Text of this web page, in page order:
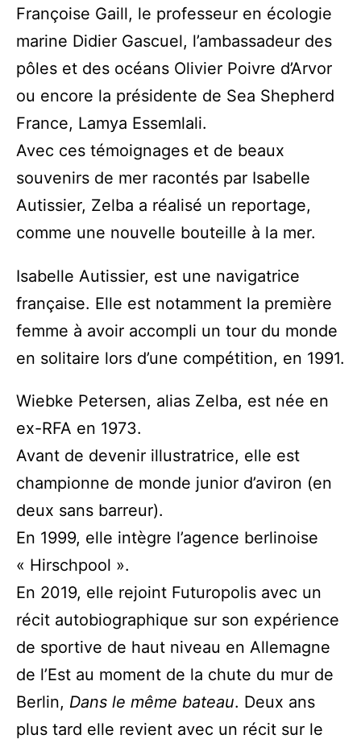
Françoise Gaill, le professeur en écologie
marine Didier Gascuel, l’ambassadeur des
pôles et des océans Olivier Poivre d’Arvor
ou encore la présidente de Sea Shepherd
France, Lamya Essemlali.
Avec ces témoignages et de beaux
souvenirs de mer racontés par Isabelle
Autissier, Zelba a réalisé un reportage,
comme une nouvelle bouteille à la mer.
Isabelle Autissier, est une navigatrice
française. Elle est notamment la première
femme à avoir accompli un tour du monde
en solitaire lors d’une compétition, en 1991.
Wiebke Petersen, alias Zelba, est née en
ex-RFA en 1973.
Avant de devenir illustratrice, elle est
championne de monde junior d’aviron (en
deux sans barreur).
En 1999, elle intègre l’agence berlinoise
« Hirschpool ».
En 2019, elle rejoint Futuropolis avec un
récit autobiographique sur son expérience
de sportive de haut niveau en Allemagne
de l’Est au moment de la chute du mur de
Berlin, Dans le même bateau. Deux ans
plus tard elle revient avec un récit sur le